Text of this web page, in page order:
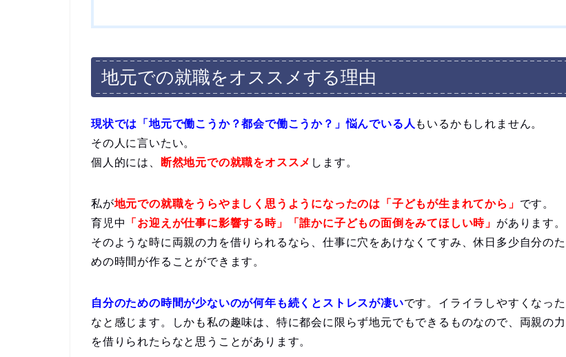
地元での就職をオススメする理由
現状では「地元で働こうか？都会で働こうか？」悩んでいる人 もいるかもしれません。
その人に言いたい。
個人的には、
断然地元での就職をオススメ します。
私が地元での就職をうらやましく思うようになったのは「子どもが生まれてから」 です。
育児中
「お迎えが仕事に影響する時」「誰かに子どもの面倒をみてほしい時」 があります。
そのような時に両親の力を借りられるなら、仕事に穴をあけなくてすみ、休日多少自分のた
めの時間が作ることができます。
自分のための時間が少ないのが何年も続くとストレスが凄いです。イライラしやすくなった
なと感じます。しかも私の趣味は、特に都会に限らず地元でもできるものなので、両親の力
を借りられたらなと思うことがあります。